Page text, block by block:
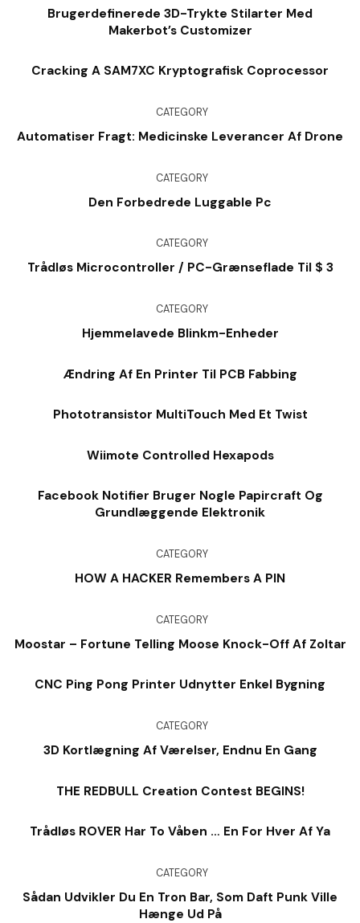
Brugerdefinerede 3D-Trykte Stilarter Med
Makerbot’s Customizer
Cracking A SAM7XC Kryptografisk Coprocessor
CATEGORY
Automatiser Fragt: Medicinske Leverancer Af Drone
CATEGORY
Den Forbedrede Luggable Pc
CATEGORY
Trådløs Microcontroller / PC-Grænseflade Til $ 3
CATEGORY
Hjemmelavede Blinkm-Enheder
Ændring Af En Printer Til PCB Fabbing
Phototransistor MultiTouch Med Et Twist
Wiimote Controlled Hexapods
Facebook Notifier Bruger Nogle Papircraft Og
Grundlæggende Elektronik
CATEGORY
HOW A HACKER Remembers A PIN
CATEGORY
Moostar – Fortune Telling Moose Knock-Off Af Zoltar
CNC Ping Pong Printer Udnytter Enkel Bygning
CATEGORY
3D Kortlægning Af Værelser, Endnu En Gang
THE REDBULL Creation Contest BEGINS!
Trådløs ROVER Har To Våben … En For Hver Af Ya
CATEGORY
Sådan Udvikler Du En Tron Bar, Som Daft Punk Ville
Hænge Ud På